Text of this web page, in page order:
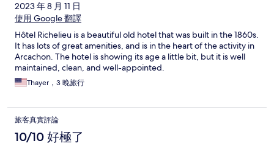
2023 年 8 月 11 日
使用 Google 翻譯
Hôtel Richelieu is a beautiful old hotel that was built in the 1860s.
It has lots of great amenities, and is in the heart of the activity in
Arcachon. The hotel is showing its age a little bit, but it is well
maintained, clean, and well-appointed.
Thayer，3 晚旅行
旅客真實評論
10/10 好極了